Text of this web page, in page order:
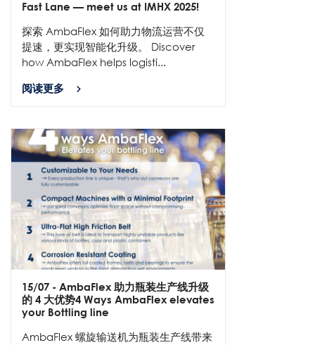
Fast Lane — meet us at IMHX 2025!
探索 AmbaFlex 如何助力物流运营不仅
提速，更实现智能化升级。 Discover
how AmbaFlex helps logisti...
阅读更多
15/07 - AmbaFlex 助力瓶装生产线升级
的 4 大优势4 Ways AmbaFlex elevates
your Bottling line
AmbaFlex 螺旋输送机为瓶装生产线带来